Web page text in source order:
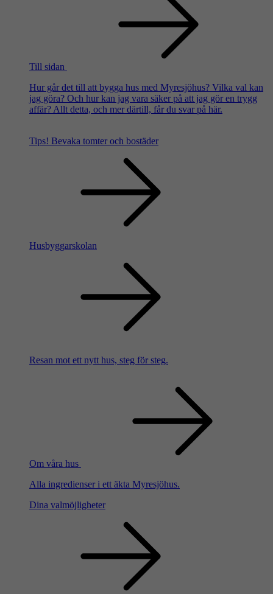
Till sidan
Hur går det till att bygga hus med Myresjöhus? Vilka val kan
jag göra? Och hur kan jag vara säker på att jag gör en trygg
affär? Allt detta, och mer därtill, får du svar på här.
Tips! Bevaka tomter och bostäder
Husbyggarskolan
Resan mot ett nytt hus, steg för steg.
Om våra hus
Alla ingredienser i ett äkta Myresjöhus.
Dina valmöjligheter